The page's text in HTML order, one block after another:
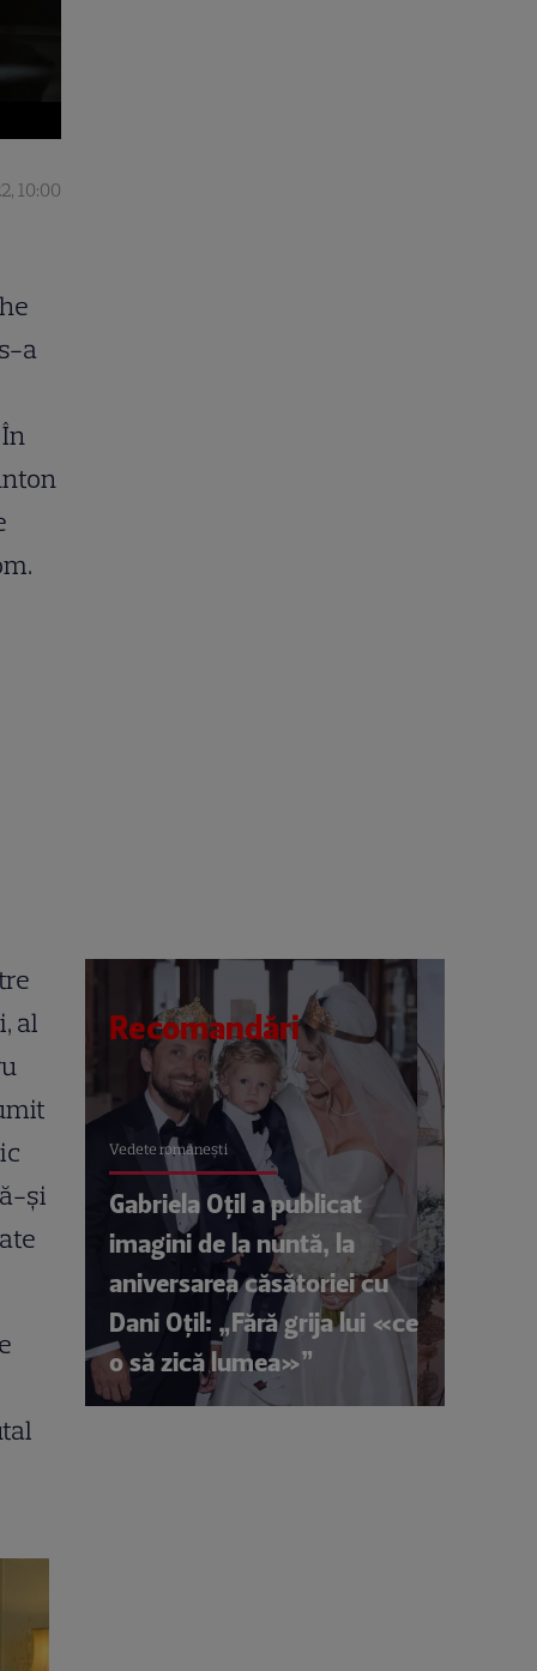
10:00
a
al
și
Recomandări
Vedete româneşti
Gabriela Oțil a publicat
imagini de la nuntă, la
aniversarea căsătoriei cu
Dani Oțil: „Fără grija lui «ce
o să zică lumea»”